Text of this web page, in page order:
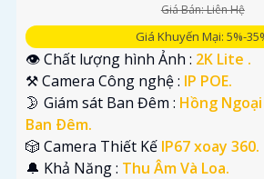
Giá Bán: Liên Hệ
Giá Khuyến Mại: 5%-
👁 Chất lượng hình Ảnh : 2K Lite .
⚒ Camera Công nghệ : IP POE.
🌛 Giám sát Ban Đêm : Hồng
Ban Ðêm.
🎲 Camera Thiết Kế IP67 xoay 360.
️🔔 Khả Năng : Thu Âm Và Loa.